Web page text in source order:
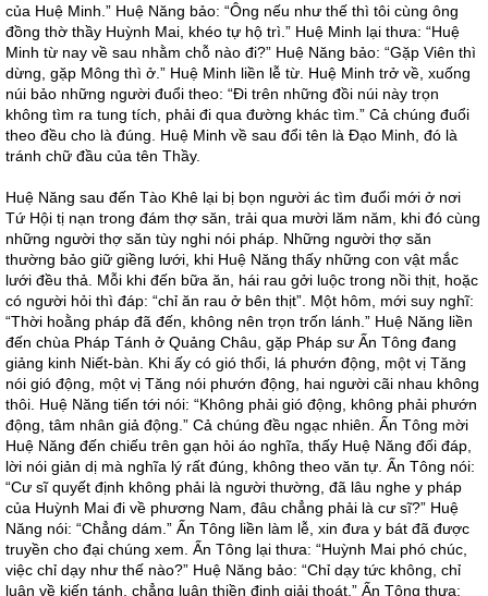
của Huệ Minh.” Huệ Năng bảo: “Ông nếu như thế thì tôi cùng ông
đồng thờ thầy Huỳnh Mai, khéo tự hộ trì.” Huệ Minh lại thưa: “Huệ
Minh từ nay về sau nhằm chỗ nào đi?” Huệ Năng bảo: “Gặp Viên thì
dừng, gặp Mông thì ở.” Huệ Minh liền lễ từ. Huệ Minh trở về, xuống
núi bảo những người đuổi theo: “Đi trên những đồi núi này trọn
không tìm ra tung tích, phải đi qua đường khác tìm.” Cả chúng đuổi
theo đều cho là đúng. Huệ Minh về sau đổi tên là Đạo Minh, đó là
tránh chữ đầu của tên Thầy.
Huệ Năng sau đến Tào Khê lại bị bọn người ác tìm đuổi mới ở nơi
Tứ Hội tị nạn trong đám thợ săn, trải qua mười lăm năm, khi đó cùng
những người thợ săn tùy nghi nói pháp. Những người thợ săn
thường bảo giữ giềng lưới, khi Huệ Năng thấy những con vật mắc
lưới đều thả. Mỗi khi đến bữa ăn, hái rau gởi luộc trong nồi thịt, hoặc
có người hỏi thì đáp: “chỉ ăn rau ở bên thịt”. Một hôm, mới suy nghĩ:
“Thời hoằng pháp đã đến, không nên trọn trốn lánh.” Huệ Năng liền
đến chùa Pháp Tánh ở Quảng Châu, gặp Pháp sư Ấn Tông đang
giảng kinh Niết-bàn. Khi ấy có gió thổi, lá phướn động, một vị Tăng
nói gió động, một vị Tăng nói phướn động, hai người cãi nhau không
thôi. Huệ Năng tiến tới nói: “Không phải gió động, không phải phướn
động, tâm nhân giả động.” Cả chúng đều ngạc nhiên. Ấn Tông mời
Huệ Năng đến chiếu trên gạn hỏi áo nghĩa, thấy Huệ Năng đối đáp,
lời nói giản dị mà nghĩa lý rất đúng, không theo văn tự. Ấn Tông nói:
“Cư sĩ quyết định không phải là người thường, đã lâu nghe y pháp
của Huỳnh Mai đi về phương Nam, đâu chẳng phải là cư sĩ?” Huệ
Năng nói: “Chẳng dám.” Ấn Tông liền làm lễ, xin đưa y bát đã được
truyền cho đại chúng xem. Ấn Tông lại thưa: “Huỳnh Mai phó chúc,
việc chỉ dạy như thế nào?” Huệ Năng bảo: “Chỉ dạy tức không, chỉ
luận về kiến tánh, chẳng luận thiền định giải thoát.” Ấn Tông thưa: